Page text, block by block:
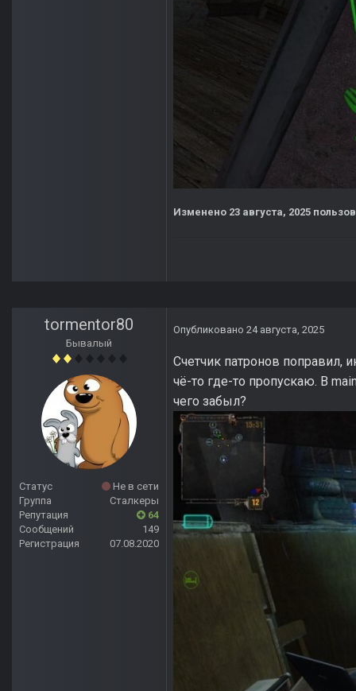
Изменено 23 августа, 2025
tormentor80
Бывалый
Статус
Не в сети
Группа
Сталкеры
Репутация
64
Сообщений
149
Регистрация
07.08.2020
Опубликовано 24 августа, 2025
Счетчик патронов
чё-то где-то пропускаю. В
чего забыл?